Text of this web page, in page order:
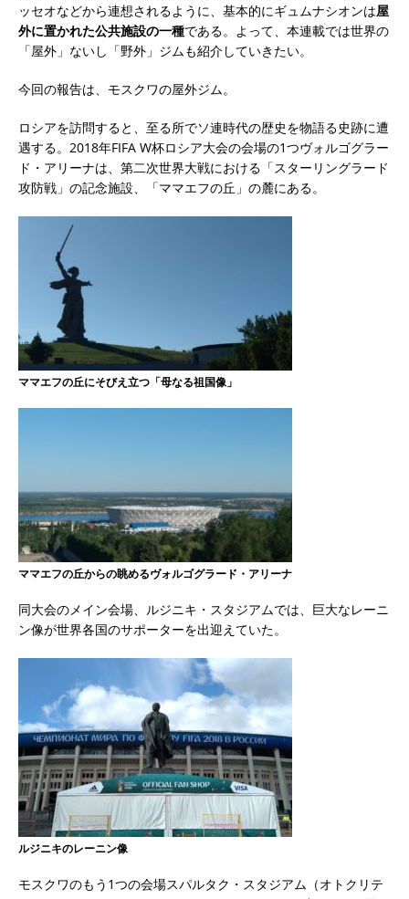
ッセオなどから連想されるように、基本的にギュムナシオンは屋
外に置かれた公共施設の一種である。よって、本連載では世界の
「屋外」ないし「野外」ジムも紹介していきたい。
今回の報告は、モスクワの屋外ジム。
ロシアを訪問すると、至る所でソ連時代の歴史を物語る史跡に遭
遇する。2018年FIFA W杯ロシア大会の会場の1つヴォルゴグラー
ド・アリーナは、第二次世界大戦における「スターリングラード
攻防戦」の記念施設、「ママエフの丘」の麓にある。
ママエフの丘にそびえ立つ「母なる祖国像」
ママエフの丘からの眺めるヴォルゴグラード・アリーナ
同大会のメイン会場、ルジニキ・スタジアムでは、巨大なレーニ
ン像が世界各国のサポーターを出迎えていた。
ルジニキのレーニン像
モスクワのもう1つの会場スパルタク・スタジアム（オトクリテ